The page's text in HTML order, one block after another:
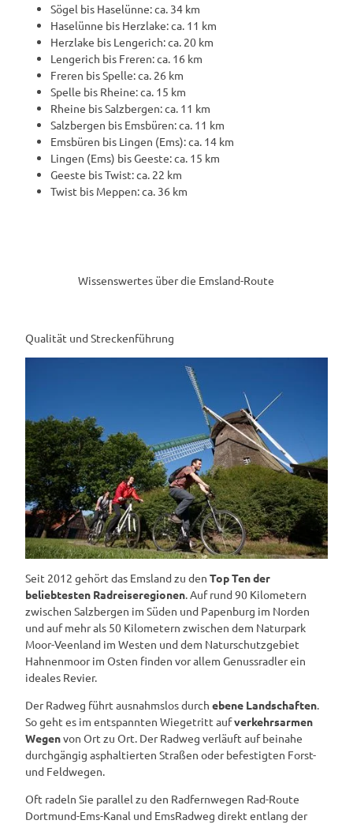
Sögel bis Haselünne: ca. 34 km
Haselünne bis Herzlake: ca. 11 km
Herzlake bis Lengerich: ca. 20 km
Lengerich bis Freren: ca. 16 km
Freren bis Spelle: ca. 26 km
Spelle bis Rheine: ca. 15 km
Rheine bis Salzbergen: ca. 11 km
Salzbergen bis Emsbüren: ca. 11 km
Emsbüren bis Lingen (Ems): ca. 14 km
Lingen (Ems) bis Geeste: ca. 15 km
Geeste bis Twist: ca. 22 km
Twist bis Meppen: ca. 36 km
Wissenswertes über die Emsland-Route
Qualität und Streckenführung
Seit 2012 gehört das Emsland zu den Top Ten der
beliebtesten Radreiseregionen. Auf rund 90 Kilometern
zwischen Salzbergen im Süden und Papenburg im Norden
und auf mehr als 50 Kilometern zwischen dem Naturpark
Moor-Veenland im Westen und dem Naturschutzgebiet
Hahnenmoor im Osten finden vor allem Genussradler ein
ideales Revier.
Der Radweg führt ausnahmslos durch ebene Landschaften.
So geht es im entspannten Wiegetritt aufverkehrsarmen
Wegenvon Ort zu Ort. Der Radweg verläuft auf beinahe
durchgängig asphaltierten Straßen oder befestigten Forst-
und Feldwegen.
Oft radeln Sie parallel zu den Radfernwegen Rad-Route
Dortmund-Ems-Kanal und EmsRadweg direkt entlang der